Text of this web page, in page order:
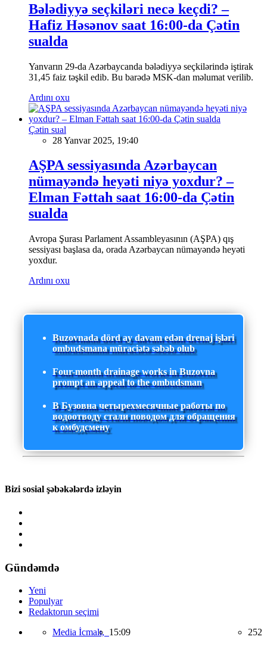
Bələdiyyə seçkiləri necə keçdi? –
Hafiz Həsənov saat 16:00-da Çətin
sualda
Yanvarın 29-da Azərbaycanda bələdiyyə seçkilərində iştirak
31,45 faiz təşkil edib. Bu barədə MSK-dan məlumat verilib.
Ardını oxu
Çətin sual
28 Yanvar 2025, 19:40
AŞPA sessiyasında Azərbaycan
nümayəndə heyəti niyə yoxdur? –
Elman Fəttah saat 16:00-da Çətin
sualda
Avropa Şurası Parlament Assambleyasının (AŞPA) qış
sessiyası başlasa da, orada Azərbaycan nümayəndə heyəti
yoxdur.
Ardını oxu
Buzovnada dörd ay davam edən drenaj işləri
ombudsmana müraciətə səbəb olub
Four-month drainage works in Buzovna
prompt an appeal to the ombudsman
В Бузовна четырехмесячные работы по
водоотводу стали поводом для обращения
к омбудсмену
Bizi sosial şəbəkələrdə izləyin
Gündəmdə
Yeni
Populyar
Redaktorun seçimi
Media İcmalı, 15:09 252